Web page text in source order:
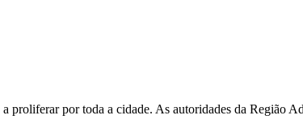
proliferar por toda a cidade. As autoridades da Região